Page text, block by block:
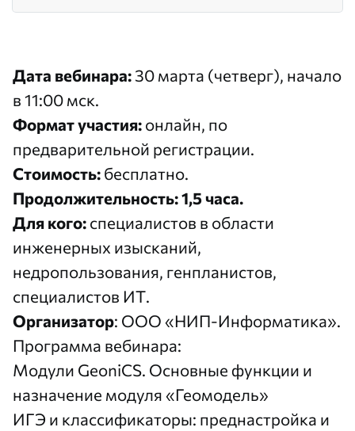
Дата вебинара: 30 марта (четверг), начало
в 11:00 мск.
Формат участия: онлайн, по
предварительной регистрации.
Стоимость: бесплатно.
Продолжительность:1,5 часа.
Для кого: специалистов в области
инженерных изысканий,
недропользования, генпланистов,
специалистов ИТ.
Организатор: ООО «НИП-Информатика».
Программа вебинара:
Модули GeoniCS. Основные функции и
назначение модуля «Геомодель»
ИГЭ и классификаторы: преднастройка и